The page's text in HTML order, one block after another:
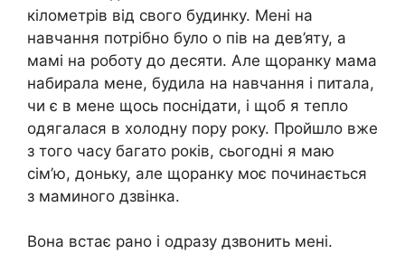
кілометрів від свого будинку. Мені на
навчання потрібно було о пів на дев’яту, а
мамі на роботу до десяти. Але щоранку мама
набирала мене, будила на навчання і питала,
чи є в мене щось поснідати, і щоб я тепло
одягалася в холодну пору року. Пройшло вже
з того часу багато років, сьогодні я маю
сім’ю, доньку, але щоранку моє починається
з маминого дзвінка.
Вона встає рано і одразу дзвонить мені.